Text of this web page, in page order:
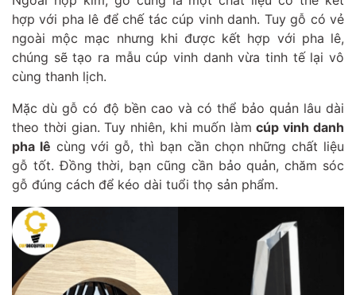
hợp với pha lê để chế tác cúp vinh danh. Tuy gỗ có vẻ
ngoài mộc mạc nhưng khi được kết hợp với pha lê,
chúng sẽ tạo ra mẫu cúp vinh danh vừa tinh tế lại vô
cùng thanh lịch.
Mặc dù gỗ có độ bền cao và có thể bảo quản lâu dài
theo thời gian. Tuy nhiên, khi muốn làmcúp vinh danh
pha lê cùng với gỗ, thì bạn cần chọn những chất liệu
gỗ tốt. Đồng thời, bạn cũng cần bảo quản, chăm sóc
gỗ đúng cách để kéo dài tuổi thọ sản phẩm.